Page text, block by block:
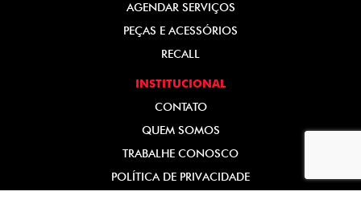
AGENDAR SERVIÇOS
PEÇAS E ACESSÓRIOS
RECALL
INSTITUCIONAL
CONTATO
QUEM SOMOS
TRABALHE CONOSCO
POLÍTICA DE PRIVACIDADE